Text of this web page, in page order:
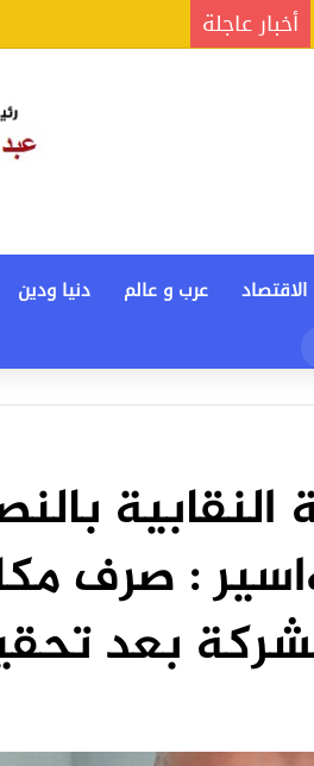
أخبار عاجلة
الاقتصاد عرب و عالم دنيا ودين
: صرف
بعد